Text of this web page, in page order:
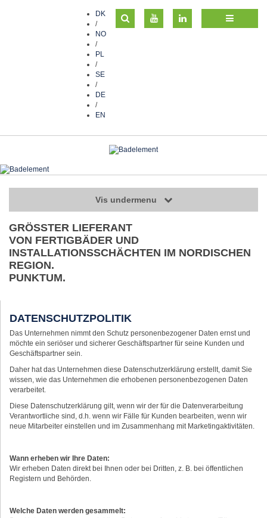
DK
/
NO
/
PL
/
SE
/
DE
/
EN
Vis undermenu
GRÖSSTER LIEFERANT
VON FERTIGBÄDER UND
INSTALLATIONSSCHÄCHTEN IM NORDISCHEN
REGION.
PUNKTUM.
DATENSCHUTZPOLITIK
Das Unternehmen nimmt den Schutz personenbezogener Daten ernst und
möchte ein seriöser und sicherer Geschäftspartner für seine Kunden und
Geschäftspartner sein.
Daher hat das Unternehmen diese Datenschutzerklärung erstellt, damit Sie
wissen, wie das Unternehmen die erhobenen personenbezogenen Daten
verarbeitet.
Diese Datenschutzerklärung gilt, wenn wir der für die Datenverarbeitung
Verantwortliche sind, d.h. wenn wir Fälle für Kunden bearbeiten, wenn wir
neue Mitarbeiter einstellen und im Zusammenhang mit Marketingaktivitäten.
Wann erheben wir Ihre Daten:
Wir erheben Daten direkt bei Ihnen oder bei Dritten, z. B. bei öffentlichen
Registern und Behörden.
Welche Daten werden gesammelt: